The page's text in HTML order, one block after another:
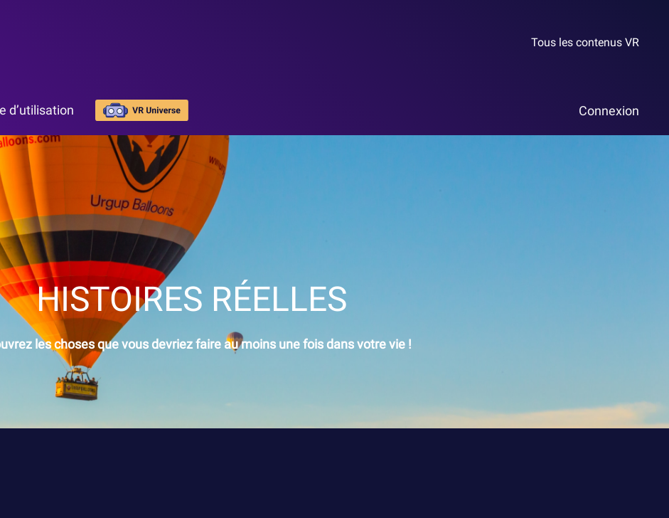
Tous les contenus VR
d’utilisation Connexion
HISTOIRES RÉELLES
les choses que vous devriez faire au moins une fois dans votre vie !